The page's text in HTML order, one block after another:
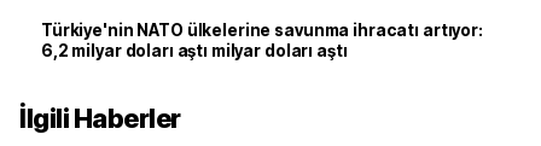
Türkiye'nin NATO ülkelerine savunma ihracatı artıyor:
6,2 milyar doları aştı milyar doları aştı
İlgili Haberler